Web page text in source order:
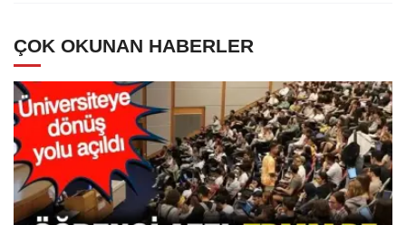
ÇOK OKUNAN HABERLER